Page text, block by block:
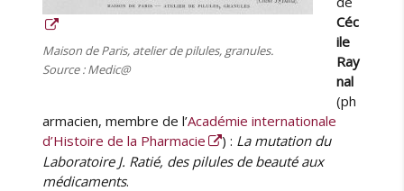
i
l
/
1
1
Maison de Paris, atelier de pilules, granules.
Source : Medic@
Céc
ile
Ray
nal
(ph
armacien, membre de l’Académie internationale
d’Histoire de la Pharmacie
) : La mutation du
Laboratoire J. Ratié, des pilules de beauté aux
médicaments.